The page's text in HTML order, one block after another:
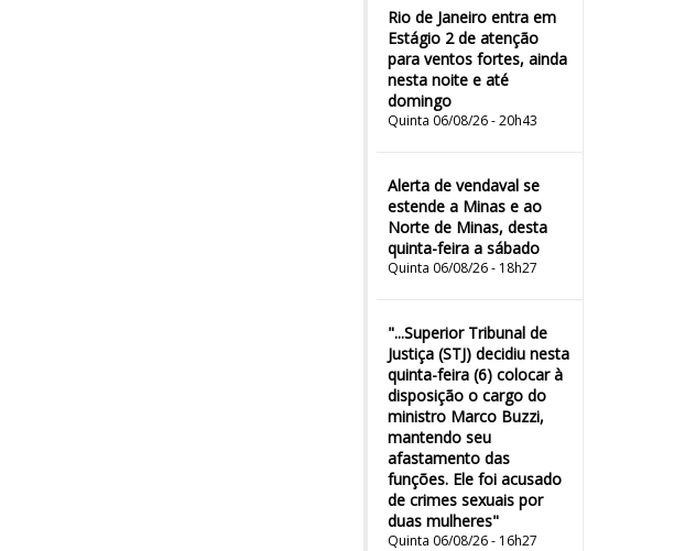
Rio de Janeiro entra em
Estágio 2 de atenção
para ventos fortes, ainda
nesta noite e até
domingo
Quinta 06/08/26 - 20h43
Alerta de vendaval se
estende a Minas e ao
Norte de Minas, desta
quinta-feira a sábado
Quinta 06/08/26 - 18h27
"...Superior Tribunal de
Justiça (STJ) decidiu nesta
quinta-feira (6) colocar à
disposição o cargo do
ministro Marco Buzzi,
mantendo seu
afastamento das
funções. Ele foi acusado
de crimes sexuais por
duas mulheres"
Quinta 06/08/26 - 16h27